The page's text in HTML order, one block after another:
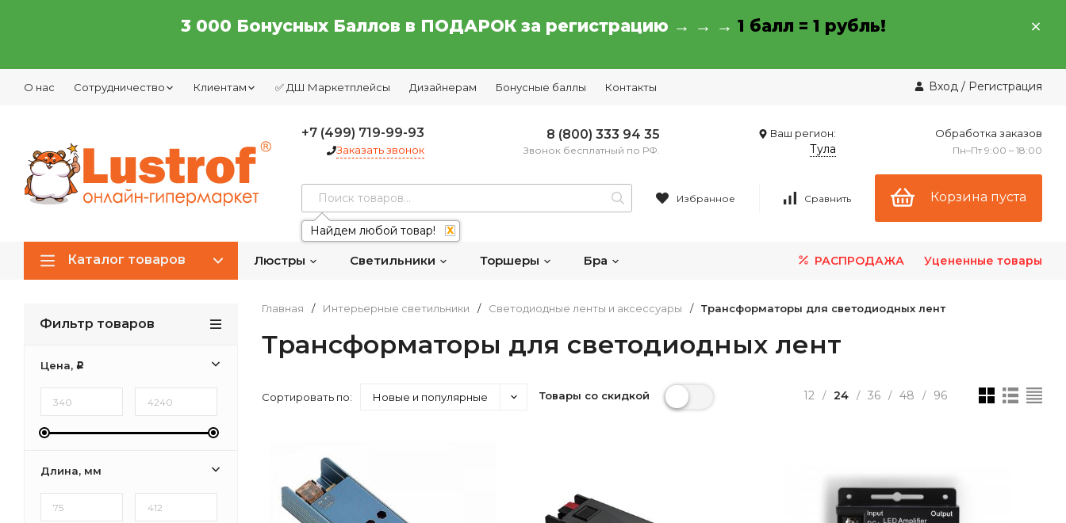
3 000 Бонусных Баллов в ПОДАРОК за регистрацию → → → 1 балл = 1 рубль!
О нас Сотрудничество Клиентам ✅ ДШ Маркетплейсы Дизайнерам Бонусные баллы Контакты Вход / Регистрация
+7 (499) 719-99-93
Заказать звонок
8 (800) 333 94 35
Звонок бесплатный по РФ.
Ваш регион:
Тула
Обработка заказов
Пн–Пт 9:00 – 18:00
Найдем любой товар! X
Избранное Сравнить Корзина пуста
Каталог товаров Люстры Светильники Торшеры Бра РАСПРОДАЖА Уцененные товары
Фильтр товаров
Цена, Р
Длина, мм
Главная / Интерьерные светильники / Светодиодные ленты и аксессуары / Трансформаторы для светодиодных лент
Трансформаторы для светодиодных лент
Сортировать по: Новые и популярные Товары со скидкой 12 / 24 / 36 / 48 / 96